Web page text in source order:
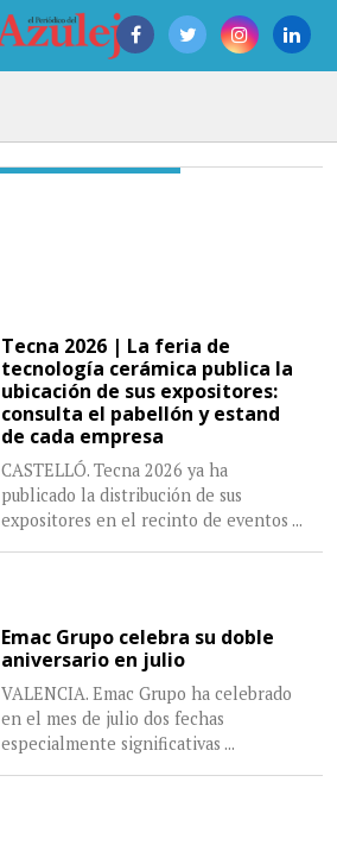
Tecna 2026 | La feria de
tecnología cerámica publica la
ubicación de sus expositores:
consulta el pabellón y estand
de cada empresa
CASTELLÓ. Tecna 2026 ya ha
publicado la distribución de sus
expositores en el recinto de eventos ...
Emac Grupo celebra su doble
aniversario en julio
VALENCIA. Emac Grupo ha celebrado
en el mes de julio dos fechas
especialmente significativas ...